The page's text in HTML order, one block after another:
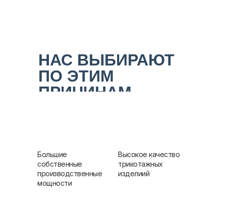
НАС ВЫБИРАЮТ
ПО ЭТИМ
ПРИЧИНАМ
Большие
собственные
производственные
мощности
Высокое качество
трикотажных
изделиий